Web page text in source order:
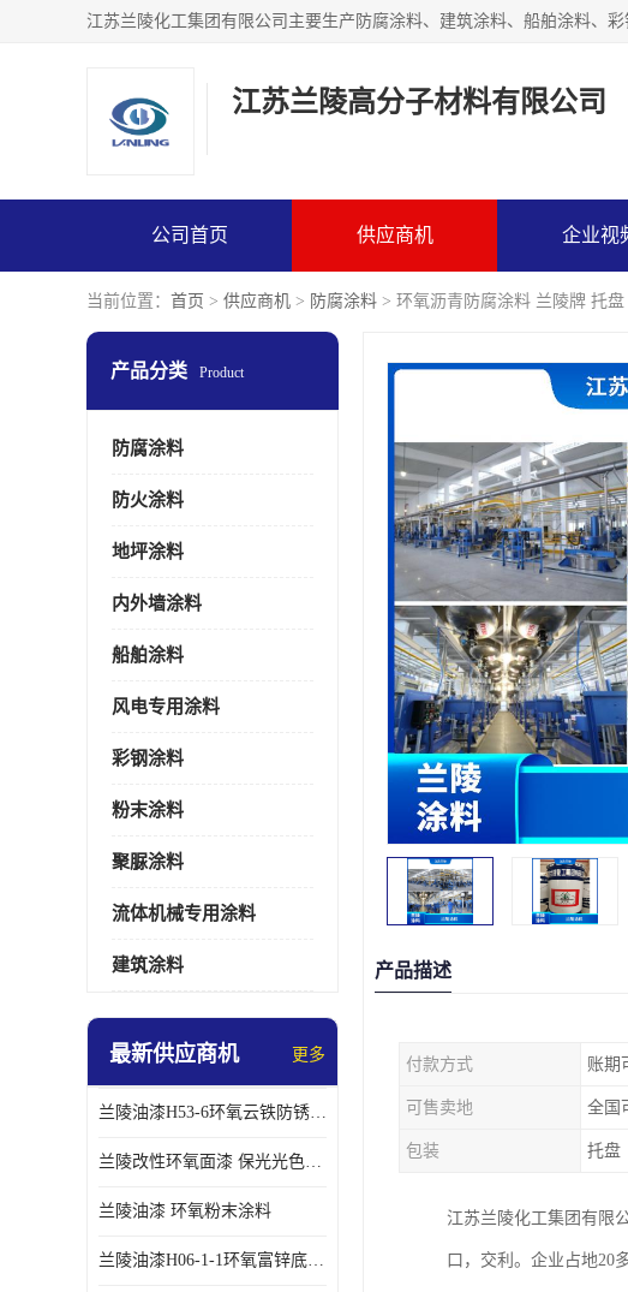
江苏兰陵高分子材料有限公司
公司首页 供应商机 企业视
当前位置： 首页 > 供应商机 > 防腐涂料 > 环氧沥青防腐涂料 兰陵牌 托盘
产品分类 Product
防腐涂料
防火涂料
地坪涂料
内外墙涂料
船舶涂料
风电专用涂料
彩钢涂料
粉末涂料
聚脲涂料
流体机械专用涂料
建筑涂料
最新供应商机 更多
兰陵油漆H53-6环氧云铁防锈漆链接性能强
兰陵改性环氧面漆 保光光色性更好 适用于室外防腐耐候性好
兰陵油漆 环氧粉末涂料
兰陵油漆H06-1-1环氧富锌底漆 船舶桥梁铁塔储罐防锈漆
产品描述
付款方式 账期
可售卖地 全国
包装 托盘
江苏兰陵化工集团有限
口，交利。企业占地20